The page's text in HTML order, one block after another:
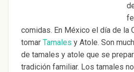
comidas. En México el día de la
tomar Tamales y Atole. Son
de tamales y atole que se
tradición familiar. Los tamales